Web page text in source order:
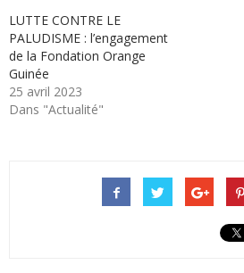
LUTTE CONTRE LE
PALUDISME : l’engagement
de la Fondation Orange
Guinée
25 avril 2023
Dans "Actualité"